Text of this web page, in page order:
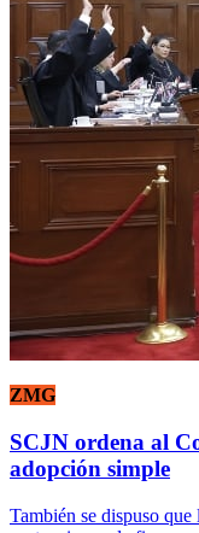
ZMG
SCJN ordena al
adopción simple
También se dispuso